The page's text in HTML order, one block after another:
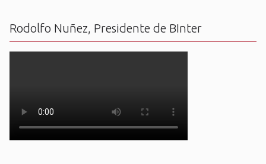
Rodolfo Nuñez, Presidente de BInter